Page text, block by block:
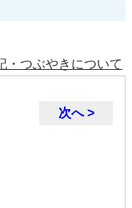
・つぶやきについて
次へ >